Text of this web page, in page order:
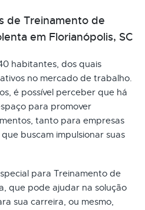
de Treinamento de
em Florianópolis, SC
habitantes, dos quais
no mercado de trabalho.
é possível perceber que há
para promover
tanto para empresas
buscam impulsionar suas
para Treinamento de
que pode ajudar na solução
sua carreira, ou mesmo,